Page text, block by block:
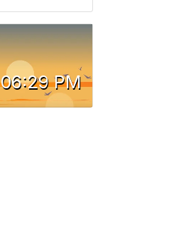
06:29 PM